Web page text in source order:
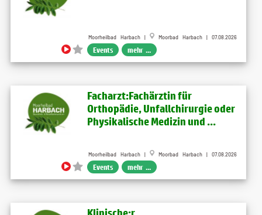
Moorheilbad Harbach | Moorbad Harbach | 07.08.2026
Events mehr ...
Facharzt:Fachärztin für
Orthopädie, Unfallchirurgie oder
Physikalische Medizin und ...
Moorheilbad Harbach | Moorbad Harbach | 07.08.2026
Events mehr ...